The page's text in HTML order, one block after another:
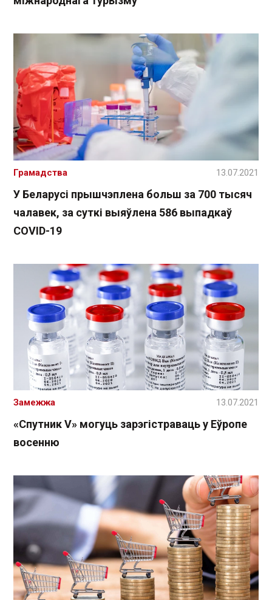
У Беларусі прышчэплена больш за 700 тысяч
чалавек, за суткі выяўлена 586 выпадкаў
COVID-19
Грамадства 13.07.2021
«Спутник V» могуць зарэгістраваць у Еўропе
восенню
Замежжа 13.07.2021